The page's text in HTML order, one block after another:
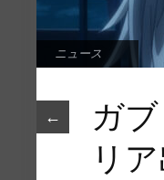
ニュース
←
ガ
リ